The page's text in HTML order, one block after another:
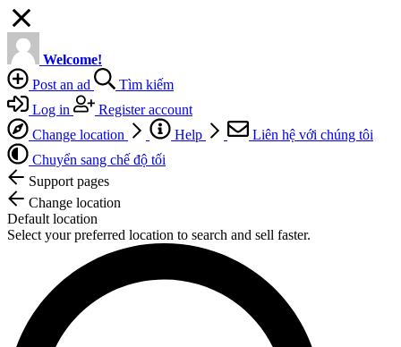
Welcome!
Post an ad
Tìm kiếm
Log in
Register account
Change location
Help
Liên hệ với chúng tôi
Chuyển sang chế độ tối
Support pages
Change location
Default location
Select your preferred location to search and sell faster.